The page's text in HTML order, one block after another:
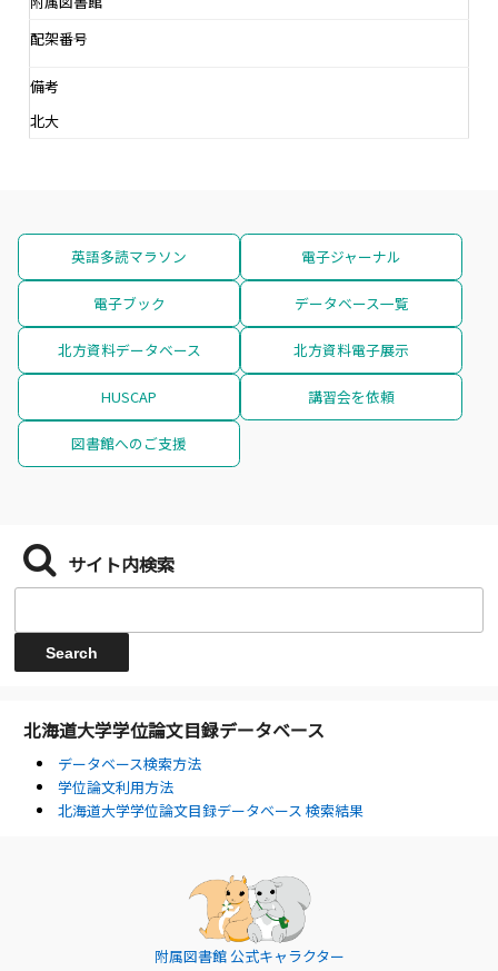
配架番号
備考
北大
英語多読マラソン 電子ジャーナル
電子ブック データベース一覧
北方資料データベース 北方資料電子展示
HUSCAP 講習会を依頼
図書館へのご支援
サイト内検索
北海道大学学位論文目録データベース
データベース検索方法
学位論文利用方法
北海道大学学位論文目録データベース 検索結果
附属図書館 公式キャラクター